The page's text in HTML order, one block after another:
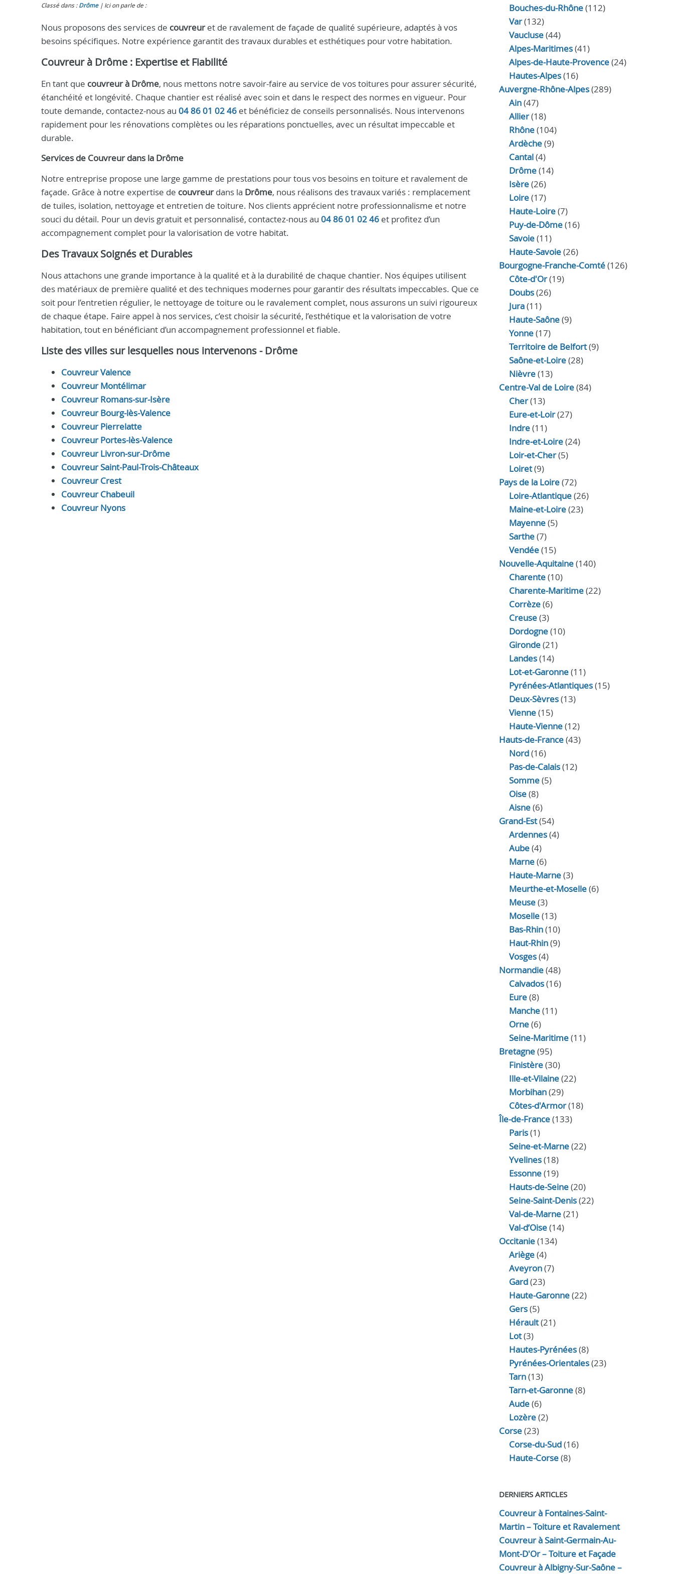
Classé dans : Drôme Ici on parle de :
Nous proposons des services de couvreuret de ravalement de façade de qualité supérieure, adaptés à vos
besoins spécifiques. Notre expérience garantit des travaux durables et esthétiques pour votre habitation.
Couvreur à Drôme : Expertise et Fiabilité
En tant que couvreur à Drôme, nous mettons notre savoir-faire au service de vos toitures pour assurer sécurité,
étanchéité et longévité. Chaque chantier est réalisé avec soin et dans le respect des normes en vigueur. Pour
toute demande, contactez-nous au 04 86 01 02 46 et bénéficiez de conseils personnalisés. Nous intervenons
rapidement pour les rénovations complètes ou les réparations ponctuelles, avec un résultat impeccable et
durable.
Services de Couvreurdans la Drôme
Notre entreprise propose une large gamme de prestations pour tous vos besoins en toiture et ravalement de
façade. Grâce à notre expertise de couvreurdans la Drôme, nous réalisons des travaux variés : remplacement
de tuiles, isolation, nettoyage et entretien de toiture. Nos clients apprécient notre professionnalisme et notre
souci du détail. Pour un devis gratuit et personnalisé, contactez-nous au 04 86 01 02 46 et profitez d’un
accompagnement complet pour la valorisation de votre habitat.
Des Travaux Soignés et Durables
Nous attachons une grande importance à la qualité et à la durabilité de chaque chantier. Nos équipes utilisent
des matériaux de première qualité et des techniques modernes pour garantir des résultats impeccables. Que ce
soit pour l’entretien régulier, le nettoyage de toiture ou le ravalement complet, nous assurons un suivi rigoureux
de chaque étape. Faire appel à nos services, c’est choisir la sécurité, l’esthétique et la valorisation de votre
habitation, tout en bénéficiant d’un accompagnement professionnel et fiable.
Liste des villes sur lesquelles nous intervenons - Drôme
Couvreur Valence
Couvreur Montélimar
Couvreur Romans-sur-Isère
Couvreur Bourg-lès-Valence
Couvreur Pierrelatte
Couvreur Portes-lès-Valence
Couvreur Livron-sur-Drôme
Couvreur Saint-Paul-Trois-Châteaux
Couvreur Crest
Couvreur Chabeuil
Couvreur Nyons
Bouches-du-Rhône(112)
Var(132)
Vaucluse(44)
Alpes-Maritimes(41)
Alpes-de-Haute-Provence(24)
Hautes-Alpes(16)
Auvergne-Rhône-Alpes(289)
Ain(47)
Allier(18)
Rhône(104)
Ardèche(9)
Cantal(4)
Drôme(14)
Isère(26)
Loire(17)
Haute-Loire(7)
Puy-de-Dôme(16)
Savoie(11)
Haute-Savoie(26)
Bourgogne-Franche-Comté(126)
Côte-d'Or(19)
Doubs(26)
Jura(11)
Haute‑Saône(9)
Yonne(17)
Territoire de Belfort(9)
Saône-et-Loire(28)
Nièvre(13)
Centre-Val de Loire(84)
Cher(13)
Eure‑et‑Loir(27)
Indre(11)
Indre‑et‑Loire(24)
Loir‑et‑Cher(5)
Loiret(9)
Pays de la Loire(72)
Loire-Atlantique(26)
Maine-et-Loire(23)
Mayenne(5)
Sarthe(7)
Vendée(15)
Nouvelle-Aquitaine(140)
Charente(10)
Charente-Maritime(22)
Corrèze(6)
Creuse(3)
Dordogne(10)
Gironde(21)
Landes(14)
Lot-et-Garonne(11)
Pyrénées-Atlantiques(15)
Deux-Sèvres(13)
Vienne(15)
Haute-Vienne(12)
Hauts-de-France(43)
Nord(16)
Pas-de-Calais(12)
Somme(5)
Oise(8)
Aisne(6)
Grand-Est(54)
Ardennes(4)
Aube(4)
Marne(6)
Haute-Marne(3)
Meurthe-et-Moselle(6)
Meuse(3)
Moselle(13)
Bas-Rhin(10)
Haut-Rhin(9)
Vosges(4)
Normandie(48)
Calvados(16)
Eure(8)
Manche(11)
Orne(6)
Seine-Maritime(11)
Bretagne(95)
Finistère(30)
Ille-et-Vilaine(22)
Morbihan(29)
Côtes-d'Armor(18)
Île-de-France(133)
Paris(1)
Seine-et-Marne(22)
Yvelines(18)
Essonne(19)
Hauts-de-Seine(20)
Seine-Saint-Denis(22)
Val-de-Marne(21)
Val-d’Oise(14)
Occitanie(134)
Ariège(4)
Aveyron(7)
Gard(23)
Haute-Garonne(22)
Gers(5)
Hérault(21)
Lot(3)
Hautes-Pyrénées(8)
Pyrénées-Orientales(23)
Tarn(13)
Tarn-et-Garonne(8)
Aude(6)
Lozère(2)
Corse(23)
Corse-du-Sud(16)
Haute-Corse(8)
DERNIERS ARTICLES
Couvreur à Fontaines-Saint-
Martin – Toiture et Ravalement
Couvreur à Saint-Germain-Au-
Mont-D'Or – Toiture et Façade
Couvreur à Albigny-Sur-Saône –